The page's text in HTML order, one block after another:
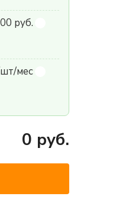
руб.
мес
0 руб.